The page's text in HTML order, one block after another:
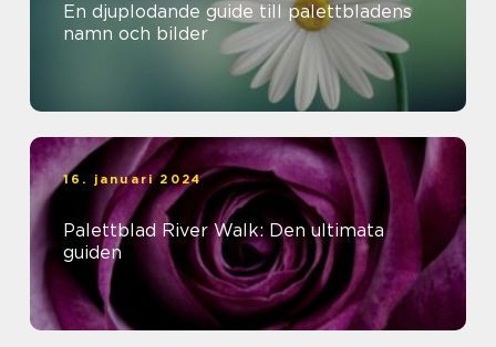
En djuplodande guide till palettbladens
namn och bilder
16. januari 2024
Palettblad River Walk: Den ultimata
guiden